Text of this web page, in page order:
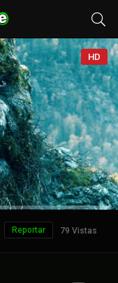
HD
79 Vistas
Reportar